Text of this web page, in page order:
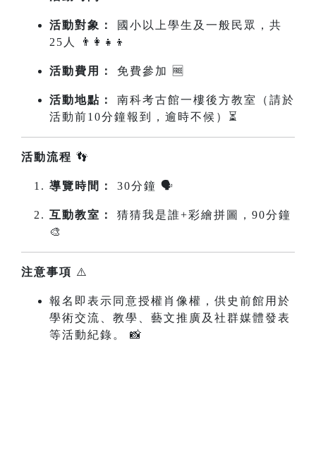
活動對象：
國小以上學生及一般民眾，共
25人 👨‍👩‍👧‍👦
活動費用： 免費參加 🆓
活動地點：
南科考古館一樓後方教室（請於
活動前10分鐘報到，逾時不候）⏳
活動流程 👣
導覽時間： 30分鐘 🗣️
互動教室：
猜猜我是誰+彩繪拼圖，90分鐘
🎨
注意事項 ⚠️
報名即表示同意授權肖像權，供史前館用於
學術交流、教學、藝文推廣及社群媒體發表
等活動紀錄。 📸